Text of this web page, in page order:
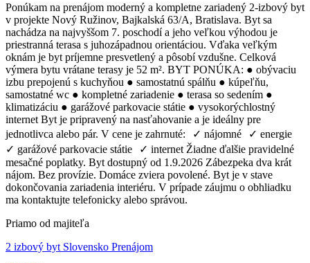
Ponúkam na prenájom moderný a kompletne zariadený 2-izbový byt
v projekte Nový Ružinov, Bajkalská 63/A, Bratislava. Byt sa
nachádza na najvyššom 7. poschodí a jeho veľkou výhodou je
priestranná terasa s juhozápadnou orientáciou. Vďaka veľkým
oknám je byt príjemne presvetlený a pôsobí vzdušne. Celková
výmera bytu vrátane terasy je 52 m². BYT PONÚKA: ● obývaciu
izbu prepojenú s kuchyňou ● samostatnú spálňu ● kúpeľňu,
samostatné wc ● kompletné zariadenie ● terasa so sedením ●
klimatizáciu ● garážové parkovacie státie ● vysokorýchlostný
internet Byt je pripravený na nasťahovanie a je ideálny pre
jednotlivca alebo pár. V cene je zahrnuté: ✓ nájomné ✓ energie
✓ garážové parkovacie státie ✓ internet Žiadne ďalšie pravidelné
mesačné poplatky. Byt dostupný od 1.9.2026 Zábezpeka dva krát
nájom. Bez provízie. Domáce zviera povolené. Byt je v stave
dokončovania zariadenia interiéru. V prípade záujmu o obhliadku
ma kontaktujte telefonicky alebo správou.
Priamo od majiteľa
2 izbový byt Slovensko Prenájom